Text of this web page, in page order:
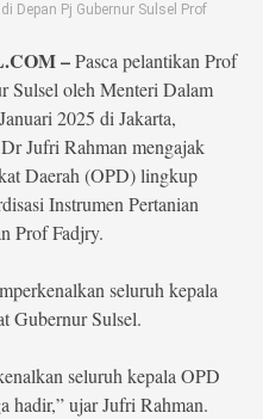
Depan Pj Gubernur Sulsel Prof
–Pasca pelantikan Prof
Sulsel oleh Menteri Dalam
2025 di Jakarta,
Jufri Rahman mengajak
Daerah (OPD) lingkup
Instrumen Pertanian
Prof Fadjry.
seluruh kepala
Gubernur Sulsel.
seluruh kepala OPD
hadir,” ujar Jufri Rahman.